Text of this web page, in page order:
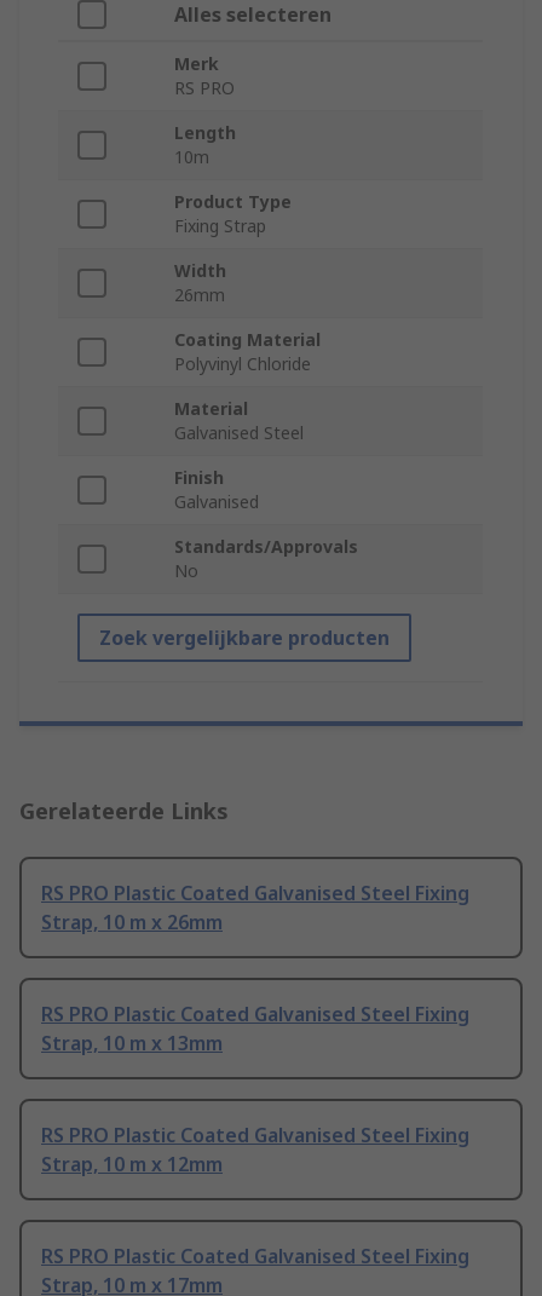
Alles selecteren
Merk
RS PRO
Length
10m
Product Type
Fixing Strap
Width
26mm
Coating Material
Polyvinyl Chloride
Material
Galvanised Steel
Finish
Galvanised
Standards/Approvals
No
Zoek vergelijkbare producten
Gerelateerde Links
RS PRO Plastic Coated Galvanised Steel Fixing
Strap, 10 m x 26mm
RS PRO Plastic Coated Galvanised Steel Fixing
Strap, 10 m x 13mm
RS PRO Plastic Coated Galvanised Steel Fixing
Strap, 10 m x 12mm
RS PRO Plastic Coated Galvanised Steel Fixing
Strap, 10 m x 17mm